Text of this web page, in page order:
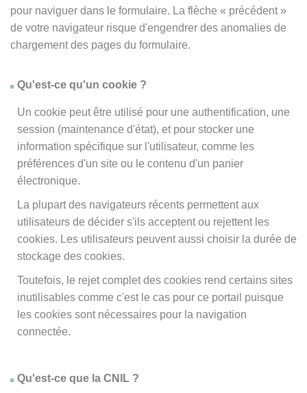
pour naviguer dans le formulaire. La flèche « précédent »
de votre navigateur risque d'engendrer des anomalies de
chargement des pages du formulaire.
Qu'est-ce qu'un cookie ?
Un cookie peut être utilisé pour une authentification, une
session (maintenance d'état), et pour stocker une
information spécifique sur l'utilisateur, comme les
préférences d'un site ou le contenu d'un panier
électronique.
La plupart des navigateurs récents permettent aux
utilisateurs de décider s'ils acceptent ou rejettent les
cookies. Les utilisateurs peuvent aussi choisir la durée de
stockage des cookies.
Toutefois, le rejet complet des cookies rend certains sites
inutilisables comme c'est le cas pour ce portail puisque
les cookies sont nécessaires pour la navigation
connectée.
Qu'est-ce que la CNIL ?